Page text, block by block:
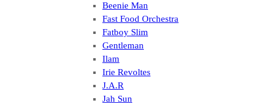
Beenie Man
Fast Food Orchestra
Fatboy Slim
Gentleman
Ilam
Irie Revoltes
J.A.R
Jah Sun